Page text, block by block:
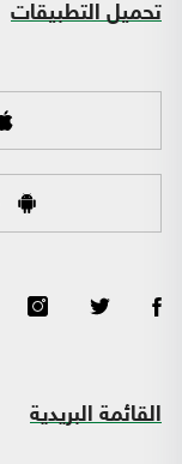
تحميل التطبيقات
القائمة البريدية